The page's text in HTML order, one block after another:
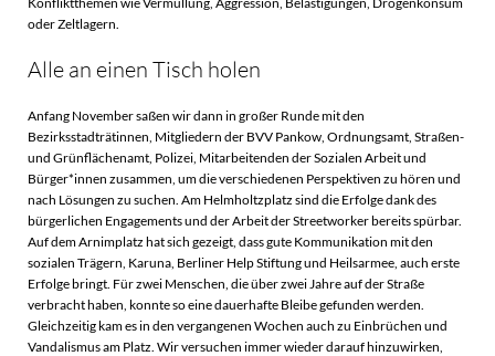
oder Zeltlagern.
Alle an einen Tisch holen
Anfang November saßen wir dann in großer Runde mit den
Bezirksstadträtinnen, Mitgliedern der BVV Pankow, Ordnungsamt, Straßen-
und Grünflächenamt, Polizei, Mitarbeitenden der Sozialen Arbeit und
Bürger*innen zusammen, um die verschiedenen Perspektiven zu hören und
nach Lösungen zu suchen. Am Helmholtzplatz sind die Erfolge dank des
bürgerlichen Engagements und der Arbeit der Streetworker bereits spürbar.
Auf dem Arnimplatz hat sich gezeigt, dass gute Kommunikation mit den
sozialen Trägern, Karuna, Berliner Help Stiftung und Heilsarmee, auch erste
Erfolge bringt. Für zwei Menschen, die über zwei Jahre auf der Straße
verbracht haben, konnte so eine dauerhafte Bleibe gefunden werden.
Gleichzeitig kam es in den vergangenen Wochen auch zu Einbrüchen und
Vandalismus am Platz. Wir versuchen immer wieder darauf hinzuwirken,